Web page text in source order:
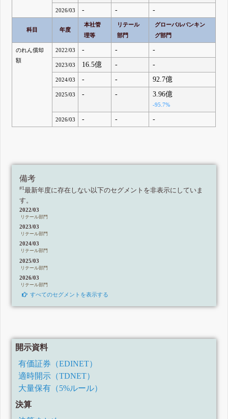
2026/03 - - -
科目 年度
本社管
理等
リテール
部門
グローバルバンキン
グ部門
のれん償却
額
2022/03 - - -
2023/03 16.5億 - -
2024/03 - - 92.7億
2025/03 - - 3.96億
-95.7%
2026/03 - - -
備考
#1最新年度に存在しない以下のセグメントを非表示にしていま
す。
2022/03
リテール部門
2023/03
リテール部門
2024/03
リテール部門
2025/03
リテール部門
2026/03
リテール部門
すべてのセグメントを表示する
開示資料
有価証券（EDINET）
適時開示（TDNET）
大量保有（5%ルール）
決算